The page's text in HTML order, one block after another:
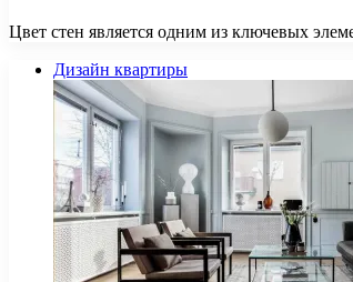
Цвет стен является одним из ключевых
Дизайн квартиры